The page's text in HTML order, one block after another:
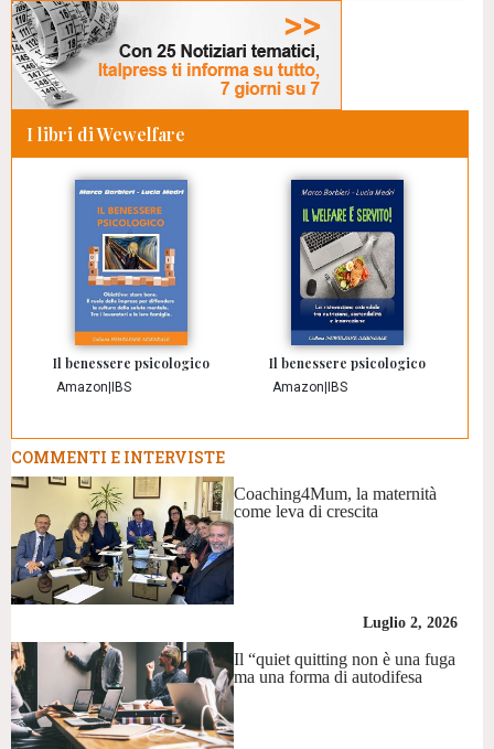
I libri di Wewelfare
Il benessere psicologico
Amazon IBS
Il benessere psicologico
Amazon IBS
COMMENTI E INTERVISTE
Coaching4Mum, la maternità
come leva di crescita
Luglio 2, 2026
Il “quiet quitting non è una fuga
ma una forma di autodifesa